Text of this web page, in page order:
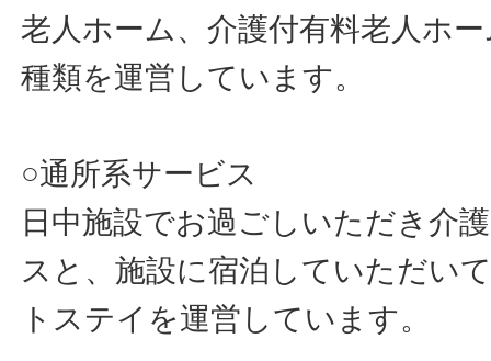
老人ホーム、介護付有料老人ホ
種類を運営しています。
○通所系サービス
日中施設でお過ごしいただき介
スと、施設に宿泊していただい
トステイを運営しています。